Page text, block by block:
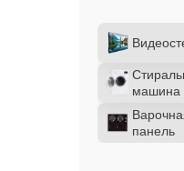
машина
панель